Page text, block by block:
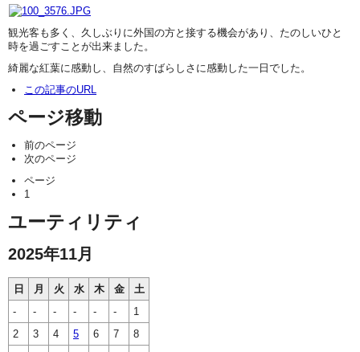
観光客も多く、久しぶりに外国の方と接する機会があり、たのしいひと
時を過ごすことが出来ました。
綺麗な紅葉に感動し、自然のすばらしさに感動した一日でした。
この記事のURL
ページ移動
前のページ
次のページ
ページ
1
ユーティリティ
2025年11月
日 月 火 水 木 金
土
-
- - - - -
1
2
3 4 5 6 7
8